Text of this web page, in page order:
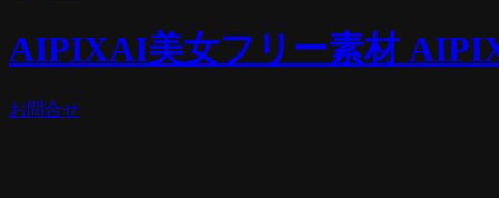
AIPIXAI美女フリー素材
お問合せ